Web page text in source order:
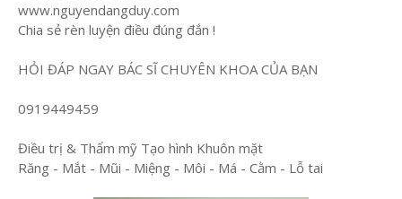
www.nguyendangduy.com
Chia sẻ rèn luyện điều đúng đắn !
HỎI ĐÁP NGAY BÁC SĨ CHUYÊN KHOA CỦA BẠN
0919449459
Điều trị & Thẩm mỹ Tạo hình Khuôn mặt
Răng - Mắt - Mũi - Miệng - Môi - Má - Cằm - Lỗ tai